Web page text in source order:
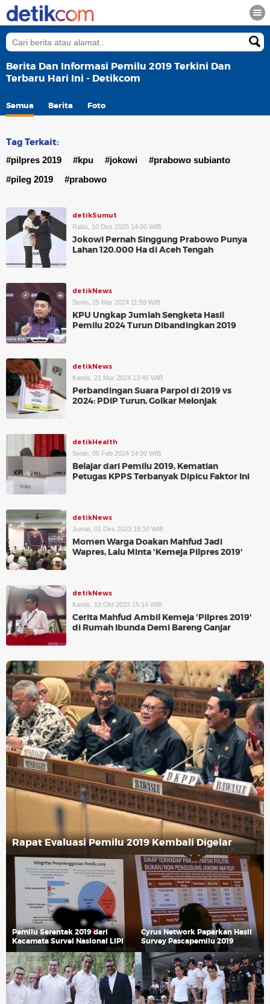
Berita Dan Informasi Pemilu 2019 Terkini Dan
Terbaru Hari Ini - Detikcom
Semua Berita Foto
Tag Terkait:
#pilpres 2019 #kpu #jokowi
#prabowo subianto
#pileg 2019
#prabowo
detikSumut
Rabu, 10 Des 2025 14:00 WIB
Jokowi Pernah Singgung Prabowo Punya
Lahan 120.000 Ha di Aceh Tengah
detikNews
Senin, 25 Mar 2024 11:59 WIB
KPU Ungkap Jumlah Sengketa Hasil
Pemilu 2024 Turun Dibandingkan 2019
detikNews
Kamis, 21 Mar 2024 13:45 WIB
Perbandingan Suara Parpol di 2019 vs
2024: PDIP Turun, Golkar Melonjak
detikHealth
Senin, 05 Feb 2024 14:00 WIB
Belajar dari Pemilu 2019, Kematian
Petugas KPPS Terbanyak Dipicu Faktor Ini
detikNews
Jumat, 01 Des 2023 18:10 WIB
Momen Warga Doakan Mahfud Jadi
Wapres, Lalu Minta 'Kemeja Pilpres 2019'
detikNews
Kamis, 19 Okt 2023 15:14 WIB
Cerita Mahfud Ambil Kemeja 'Pilpres 2019'
di Rumah Ibunda Demi Bareng Ganjar
Rapat Evaluasi Pemilu 2019 Kembali Digelar
Pemilu Serentak 2019 dari
Kacamata Survei Nasional LIPI
Cyrus Network Paparkan Hasil
Survey Pascapemilu 2019